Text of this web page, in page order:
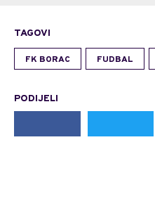
TAGOVI
FK BORAC FUDBAL
PODIJELI